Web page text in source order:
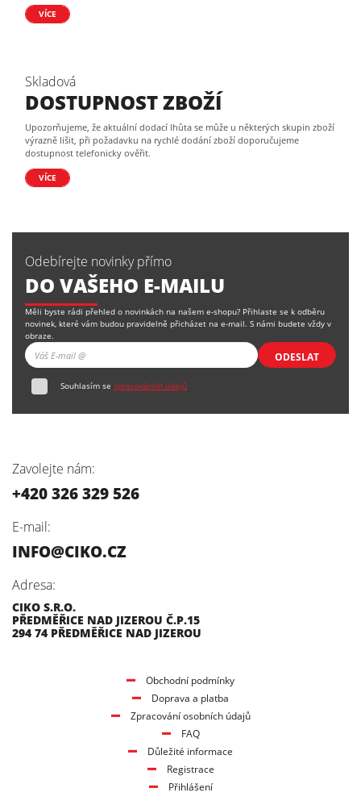
VÍCE
Skladová
DOSTUPNOST ZBOŽÍ
Upozorňujeme, že aktuální dodací lhůta se může u některých skupin zboží
výrazně lišit, při požadavku na rychlé dodání zboží doporučujeme
dostupnost telefonicky ověřit.
VÍCE
Odebírejte novinky přímo
DO VAŠEHO E-MAILU
Měli byste rádi přehled o novinkách na našem e-shopu? Přihlaste se k odběru
novinek, které vám budou pravidelně přicházet na e-mail. S námi budete vždy v
obraze.
ODESLAT
Souhlasím se zpracováním údajů
Zavolejte nám:
+420 326 329 526
E-mail:
INFO@CIKO.CZ
Adresa:
CIKO S.R.O.
PŘEDMĚŘICE NAD JIZEROU Č.P.15
294 74 PŘEDMĚŘICE NAD JIZEROU
Obchodní podmínky
Doprava a platba
Zpracování osobních údajů
FAQ
Důležité informace
Registrace
Přihlášení